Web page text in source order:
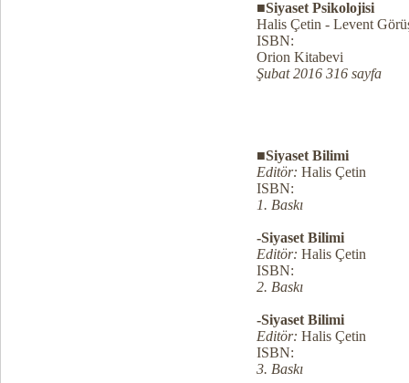
■Siyaset Psikolojisi
Halis Çetin - Levent
ISBN:
Orion Kitabevi
Şubat 2016 316 sayfa
■Siyaset Bilimi
Editör: Halis Çetin
ISBN:
1. Baskı
-Siyaset Bilimi
Editör: Halis Çetin
ISBN:
2. Baskı
-Siyaset Bilimi
Editör: Halis Çetin
ISBN:
3. Baskı